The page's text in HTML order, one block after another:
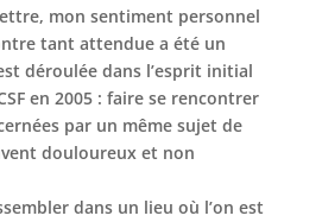
mon sentiment personnel
tant attendue a été un
déroulée dans l’esprit initial
en 2005 : faire se rencontrer
par un même sujet de
douloureux et non
dans un lieu où l’on est